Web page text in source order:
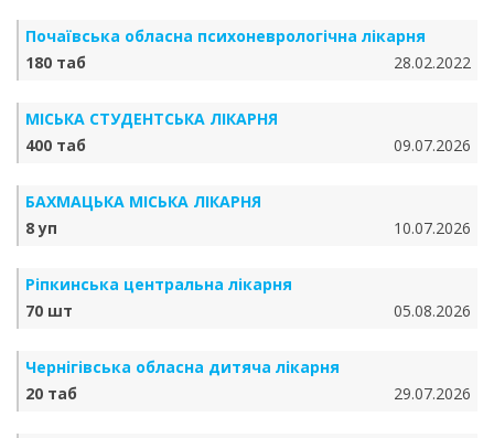
Почаївська обласна психоневрологічна лікарня
180 таб
28.02.2022
МІСЬКА СТУДЕНТСЬКА ЛІКАРНЯ
400 таб
09.07.2026
БАХМАЦЬКА МІСЬКА ЛІКАРНЯ
8 уп
10.07.2026
Ріпкинська центральна лікарня
70 шт
05.08.2026
Чернігівська обласна дитяча лікарня
20 таб
29.07.2026